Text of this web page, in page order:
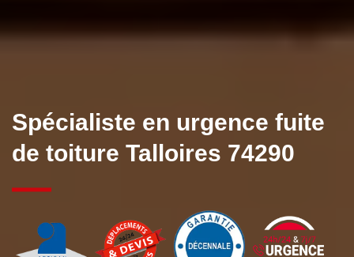
Spécialiste en urgence fuite
de toiture Talloires 74290